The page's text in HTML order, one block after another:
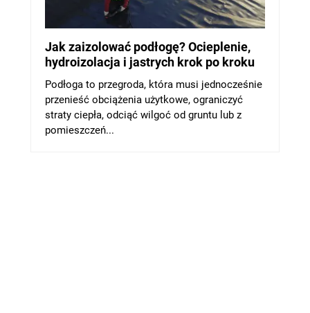
Jak zaizolować podłogę? Ocieplenie,
hydroizolacja i jastrych krok po kroku
Podłoga to przegroda, która musi jednocześnie
przenieść obciążenia użytkowe, ograniczyć
straty ciepła, odciąć wilgoć od gruntu lub z
pomieszczeń...